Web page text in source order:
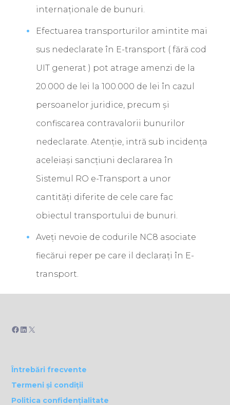
internaționale de bunuri.
Efectuarea transporturilor amintite mai
sus nedeclarate în E-transport ( fără cod
UIT generat ) pot atrage amenzi de la
20.000 de lei la 100.000 de lei în cazul
persoanelor juridice, precum și
confiscarea contravalorii bunurilor
nedeclarate. Atenție, intră sub incidența
aceleiași sancțiuni declararea în
Sistemul RO e-Transport a unor
cantități diferite de cele care fac
obiectul transportului de bunuri.
Aveți nevoie de codurile NC8 asociate
fiecărui reper pe care il declarați în E-
transport.
Facebook
LinkedIn
X
Întrebări frecvente
Termeni și condiții
Politica confidențialitate